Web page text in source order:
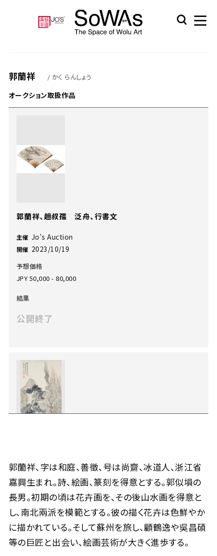
郭蘭祥 / かく らんしょう
郭蘭祥、字は和庭、善徵、号は尚齋、冰道人、浙江省
嘉興生まれ。詩、絵画、篆刻を得意とする。郭似塤の
長男。初期の頃は花卉画を、その後山水画を得意と
し、南北兩派を模範とする。彼の描く花卉は色鮮やか
に描かれている。そして蘇州を旅し、顧鶴逸や吳昌碩
等の巨匠と出会い、絵画芸術が大きく進歩する。
オークション取扱作品
郭蘭祥、趙叔孺 泛舟、行書文
主催 Jo's Auction
開催 2023/10/19
予想価格
JPY 50,000 - 80,000
結果
公開終了
郭蘭祥 羅漢
主催 Jo's Auction
開催 2021/03/29
予想価格
JPY 30,000 - 80,000
結果